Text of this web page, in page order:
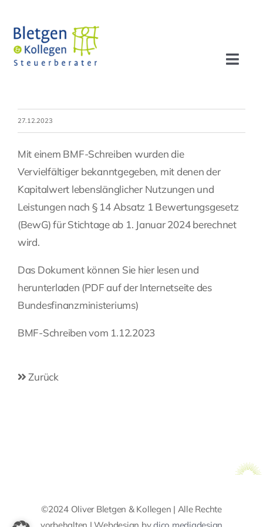
Inhalt
springen
Profil
Leistungen
Team
Stellenangebote
Fragen Sie Ihre Kanzlei
27.12.2023
Mit einem BMF-Schreiben wurden die
Vervielfältiger bekanntgegeben, mit denen der
Kapitalwert lebenslänglicher Nutzungen und
Leistungen nach § 14 Absatz 1 Bewertungsgesetz
(BewG) für Stichtage ab 1. Januar 2024 berechnet
wird.
Das Dokument können Sie hier lesen und
herunterladen (PDF auf der Internetseite des
Bundesfinanzministeriums)
BMF-Schreiben vom 1.12.2023
Zurück
©2024 Oliver Bletgen & Kollegen | Alle Rechte